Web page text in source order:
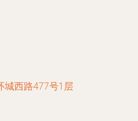
城西路477号1层